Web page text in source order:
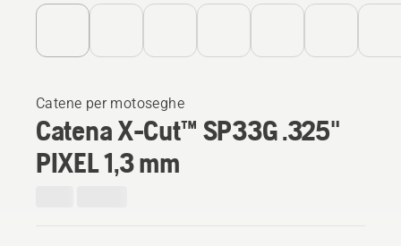
Catene per motoseghe
Catena X-Cut™ SP33G .325"
PIXEL 1,3 mm